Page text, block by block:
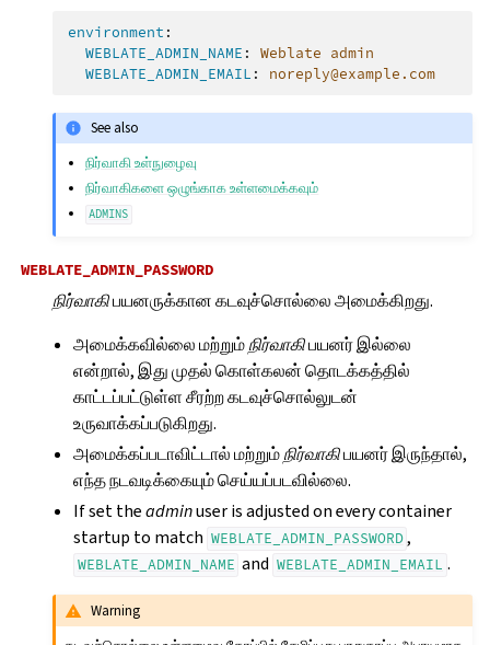
environment :
WEBLATE_ADMIN_NAME :
Weblate admin
WEBLATE_ADMIN_EMAIL : noreply@example.com
See also
நிர்வாகி உள்நுழைவு
நிர்வாகிகளை ஒழுங்காக உள்ளமைக்கவும்
ADMINS
WEBLATE_ADMIN_PASSWORD
நிர்வாகிபயனருக்கான கடவுச்சொல்லை அமைக்கிறது.
அமைக்கவில்லை மற்றும்நிர்வாகிபயனர் இல்லை
என்றால், இது முதல் கொள்கலன் தொடக்கத்தில்
காட்டப்பட்டுள்ள சீரற்ற கடவுச்சொல்லுடன்
உருவாக்கப்படுகிறது.
அமைக்கப்படாவிட்டால் மற்றும்நிர்வாகிபயனர் இருந்தால்,
எந்த நடவடிக்கையும் செய்யப்படவில்லை.
If set theadminuser is adjusted on every container
startup to match WEBLATE_ADMIN_PASSWORD ,
WEBLATE_ADMIN_NAME and WEBLATE_ADMIN_EMAIL .
Warning